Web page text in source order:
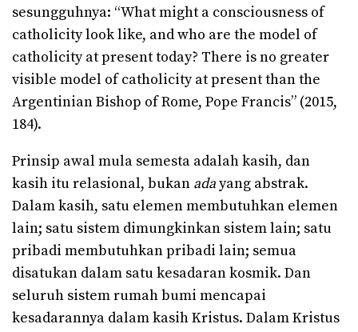
sesungguhnya: “What might a consciousness of
catholicity look like, and who are the model of
catholicity at present today? There is no greater
visible model of catholicity at present than the
Argentinian Bishop of Rome, Pope Francis” (2015,
184).
Prinsip awal mula semesta adalah kasih, dan
kasih itu relasional, bukan adayang abstrak.
Dalam kasih, satu elemen membutuhkan elemen
lain; satu sistem dimungkinkan sistem lain; satu
pribadi membutuhkan pribadi lain; semua
disatukan dalam satu kesadaran kosmik. Dan
seluruh sistem rumah bumi mencapai
kesadarannya dalam kasih Kristus. Dalam Kristus